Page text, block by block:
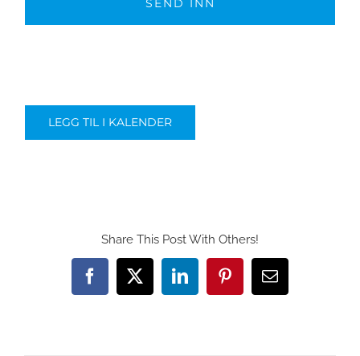
LEGG TIL I KALENDER
Share This Post With Others!
Facebook
X LinkedInPinterest
E-
post